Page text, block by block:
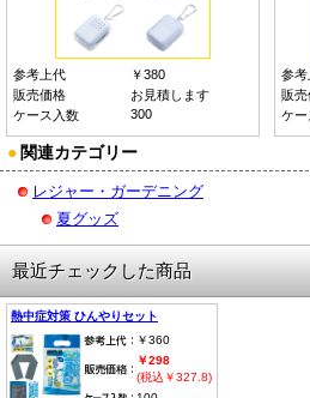
参考上代
￥380
販売価格
お見積します
ケース入数
300
参考
販
ケー
● 関連カテゴリー
レジャー・ガーデニング
夏グッズ
最近チェックした商品
熱中症対策 ひんやりセット
￥360
￥298
(税込￥327.8)